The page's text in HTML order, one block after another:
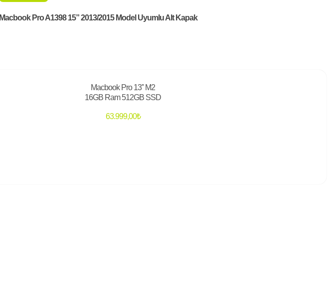
Macbook Pro A1398 15” 2013/2015 Model Uyumlu Alt Kapak
Macbook Pro 13'' M2
16GB Ram 512GB SSD
63.999,00₺